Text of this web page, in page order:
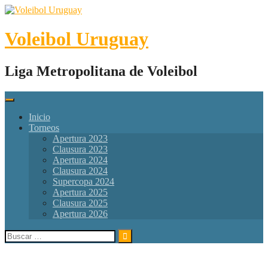
Skip
content
Voleibol Uruguay
Liga Metropolitana de Voleibol
Inicio
Torneos
Apertura 2023
Clausura 2023
Apertura 2024
Clausura 2024
Supercopa 2024
Apertura 2025
Clausura 2025
Apertura 2026
Buscar: